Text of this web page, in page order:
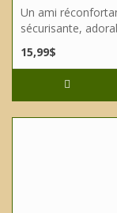
Un ami
sécurisante,
15,99$